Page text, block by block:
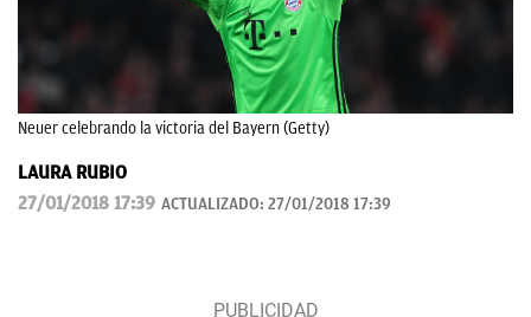
Neuer celebrando la victoria del Bayern (Getty)
LAURA RUBIO
27/01/2018 17:39 ACTUALIZADO: 27/01/2018 17:39